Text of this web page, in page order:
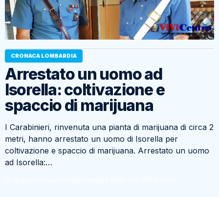
CRONACA LOMBARDIA
Arrestato un uomo ad
Isorella: coltivazione e
spaccio di marijuana
I Carabinieri, rinvenuta una pianta di marijuana di circa 2
metri, hanno arrestato un uomo di Isorella per
coltivazione e spaccio di marijuana. Arrestato un uomo
ad Isorella:…